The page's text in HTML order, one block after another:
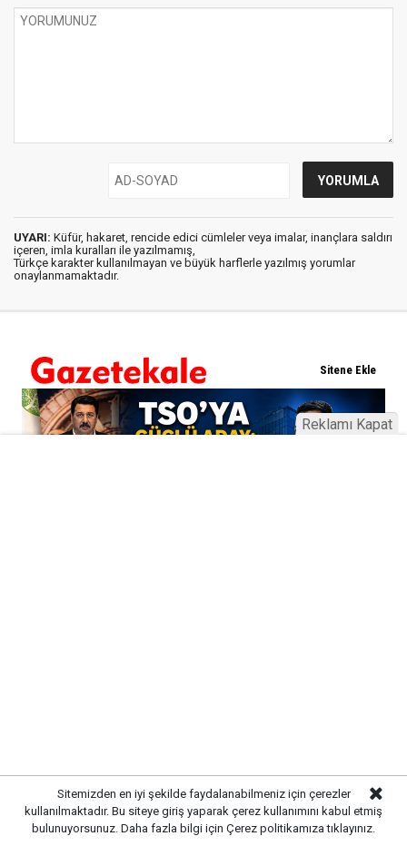
UYARI: Küfür, hakaret, rencide edici cümleler veya imalar, inançlara saldırı
içeren, imla kuralları ile yazılmamış,
Türkçe karakter kullanılmayan ve büyük harflerle yazılmış yorumlar
onaylanmamaktadır.
Sitemizden en iyi şekilde faydalanabilmeniz için çerezler
kullanılmaktadır. Bu siteye giriş yaparak çerez kullanımını kabul etmiş
bulunuyorsunuz. Daha fazla bilgi için Çerez politikamıza tıklayınız.
Reklamı Kapat